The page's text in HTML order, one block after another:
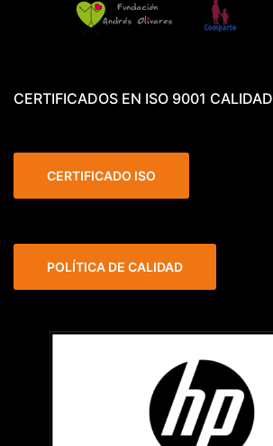
CERTIFICADOS EN ISO 9001 CALIDAD
CERTIFICADO ISO
POLÍTICA DE CALIDAD